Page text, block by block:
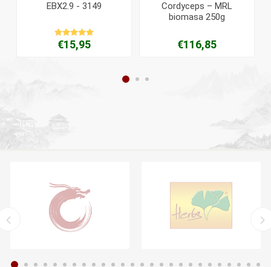
EBX2.9 - 3149
€15,95
Cordyceps – MRL
biomasa 250g
€116,85